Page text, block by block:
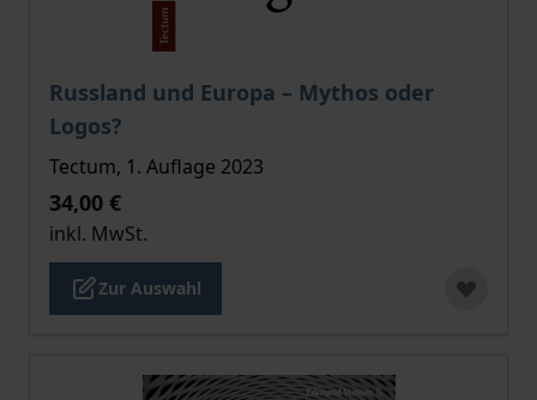
Russland und Europa – Mythos oder
Logos?
Der Preis dieses Titels richtet sich nach der
Tectum, 1. Auflage 2023
34,00 €
inkl. MwSt.
Zur Auswahl